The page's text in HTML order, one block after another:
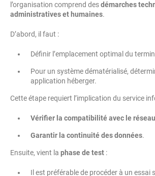
l’organisation comprend desdémarches
administratives et humaines.
D’abord, il faut :
Définir l’emplacement optimal du
Pour un système dématérialisé,
application héberger.
Cette étape requiert l’implication du service
Vérifier la compatibilité avec le réseau
Garantir la continuité des données.
Ensuite, vient la phase de test :
Il est préférable de procéder à un essai